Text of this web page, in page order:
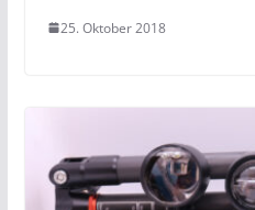
25. Oktober 2018